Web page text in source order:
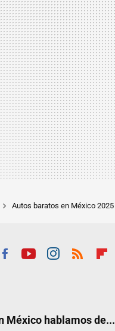
Autos baratos en México 2025
México hablamos de...